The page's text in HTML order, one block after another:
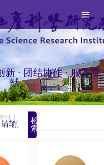
新 · 团结协作 · 服务奉
献
检
索
科人